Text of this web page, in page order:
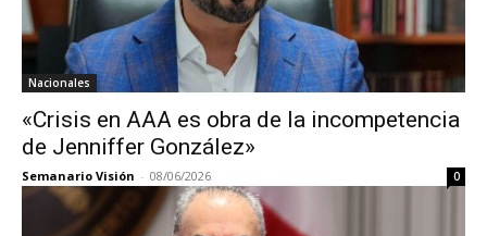
Nacionales
«Crisis en AAA es obra de la incompetencia
de Jenniffer González»
Semanario Visión - 08/06/2026 0